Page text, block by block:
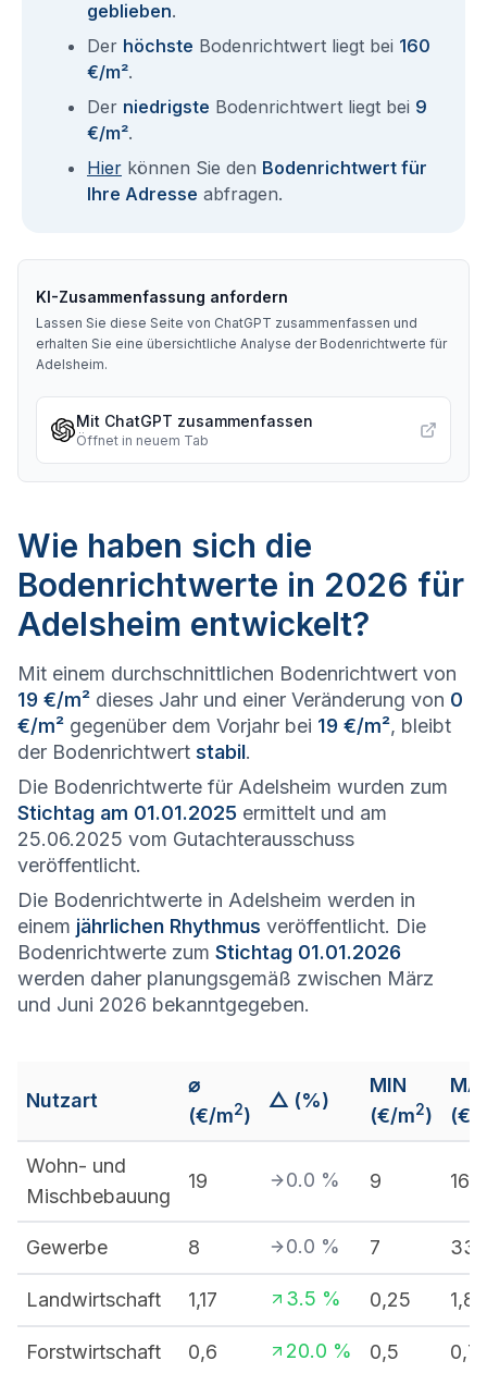
geblieben.
Der höchste Bodenrichtwert liegt bei 160
€/m².
Der niedrigste Bodenrichtwert liegt bei 9
€/m².
Hier können Sie den Bodenrichtwert für
Ihre Adresse abfragen.
KI-Zusammenfassung anfordern
Lassen Sie diese Seite von ChatGPT zusammenfassen und
erhalten Sie eine übersichtliche Analyse der Bodenrichtwerte für
Adelsheim.
Mit ChatGPT zusammenfassen
Öffnet in neuem Tab
Wie haben sich die
Bodenrichtwerte in 2026 für
Adelsheim entwickelt?
Mit einem durchschnittlichen Bodenrichtwert von
19 €/m² dieses Jahr und einer Veränderung von 0
€/m² gegenüber dem Vorjahr bei 19 €/m², bleibt
der Bodenrichtwert stabil.
Die Bodenrichtwerte für Adelsheim wurden zum
Stichtag am 01.01.2025 ermittelt und am
25.06.2025 vom Gutachterausschuss
veröffentlicht.
Die Bodenrichtwerte in Adelsheim werden in
einem jährlichen Rhythmus veröffentlicht. Die
Bodenrichtwerte zum Stichtag 01.01.2026
werden daher planungsgemäß zwischen März
und Juni 2026 bekanntgegeben.
Nutzart
⌀
(€/m2)
△ (%)
MIN
(€/m2)
(€/
Wohn- und
Mischbebauung
19 0.0 % 9 160
Gewerbe 8 0.0 % 7 33
Landwirtschaft 1,17 3.5 % 0,25 1,8
Forstwirtschaft 0,6 20.0 % 0,5